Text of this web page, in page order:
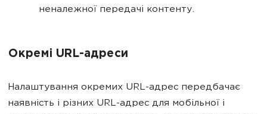
неналежної передачі контенту.
Окремі URL-адреси
Налаштування окремих URL-адрес передбачає
наявність і різних URL-адрес для мобільної і